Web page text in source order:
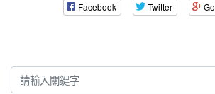
Facebook Twitter